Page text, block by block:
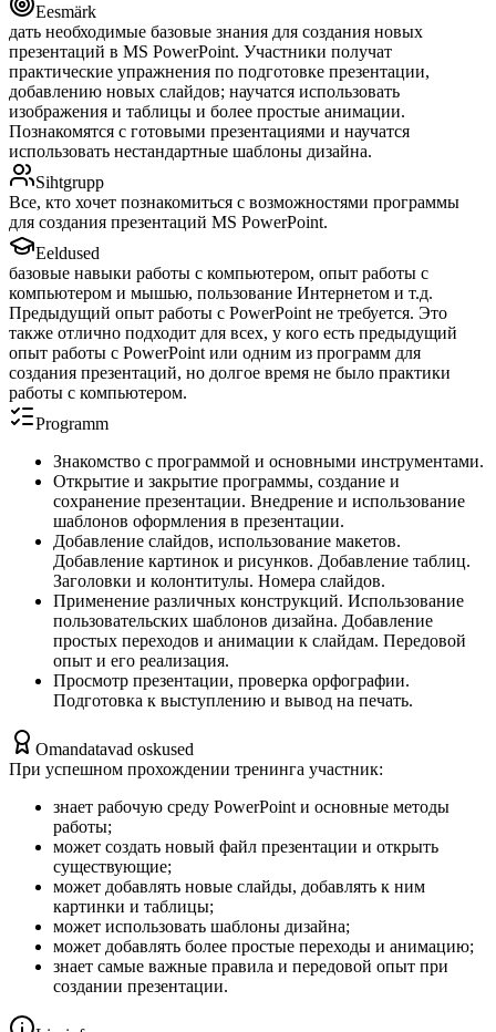
Eesmärk
дать необходимые базовые знания для создания новых
презентаций в MS PowerPoint. Участники получат
практические упражнения по подготовке презентации,
добавлению новых слайдов; научатся использовать
изображения и таблицы и более простые анимации.
Познакомятся с готовыми презентациями и научатся
использовать нестандартные шаблоны дизайна.
Sihtgrupp
Все, кто хочет познакомиться с возможностями программы
для создания презентаций MS PowerPoint.
Eeldused
базовые навыки работы с компьютером, опыт работы с
компьютером и мышью, пользование Интернетом и т.д.
Предыдущий опыт работы с PowerPoint не требуется. Это
также отлично подходит для всех, у кого есть предыдущий
опыт работы с PowerPoint или одним из программ для
создания презентаций, но долгое время не было практики
работы с компьютером.
Programm
Знакомство с программой и основными инструментами.
Открытие и закрытие программы, создание и
сохранение презентации. Внедрение и использование
шаблонов оформления в презентации.
Добавление слайдов, использование макетов.
Добавление картинок и рисунков. Добавление таблиц.
Заголовки и колонтитулы. Номера слайдов.
Применение различных конструкций. Использование
пользовательских шаблонов дизайна. Добавление
простых переходов и анимации к слайдам. Передовой
опыт и его реализация.
Просмотр презентации, проверка орфографии.
Подготовка к выступлению и вывод на печать.
Omandatavad oskused
При успешном прохождении тренинга участник:
знает рабочую среду PowerPoint и основные методы
работы;
может создать новый файл презентации и открыть
существующие;
может добавлять новые слайды, добавлять к ним
картинки и таблицы;
может использовать шаблоны дизайна;
может добавлять более простые переходы и анимацию;
знает самые важные правила и передовой опыт при
создании презентации.